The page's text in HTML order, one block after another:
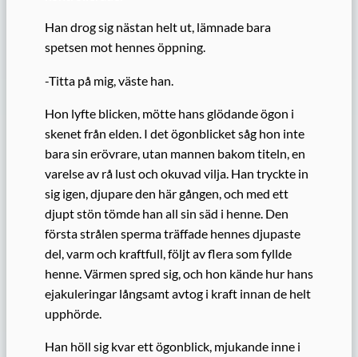
Han drog sig nästan helt ut, lämnade bara
spetsen mot hennes öppning.
-Titta på mig, väste han.
Hon lyfte blicken, mötte hans glödande ögon i
skenet från elden. I det ögonblicket såg hon inte
bara sin erövrare, utan mannen bakom titeln, en
varelse av rå lust och okuvad vilja. Han tryckte in
sig igen, djupare den här gången, och med ett
djupt stön tömde han all sin säd i henne. Den
första strålen sperma träffade hennes djupaste
del, varm och kraftfull, följt av flera som fyllde
henne. Värmen spred sig, och hon kände hur hans
ejakuleringar långsamt avtog i kraft innan de helt
upphörde.
Han höll sig kvar ett ögonblick, mjukande inne i